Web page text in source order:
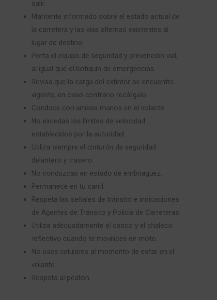
salir.
Mantente informado sobre el estado actual de
la carretera y las vías alternas existentes al
lugar de destino.
Porta el equipo de seguridad y prevención vial,
al igual que el botiquín de emergencias.
Revisa que la carga del extintor se encuentre
vigente, en caso contrario recárgalo.
Conduce con ambas manos en el volante.
No excedas los límites de velocidad
establecidos por la autoridad.
Utiliza siempre el cinturón de seguridad
delantero y trasero.
No conduzcas en estado de embriaguez.
Permanece en tu carril.
Respeta las señales de tránsito e indicaciones
de Agentes de Tránsito y Policía de Carreteras.
Utiliza adecuadamente el casco y el chaleco
reflectivo cuando te movilices en moto.
No uses celulares al momento de estar en el
volante.
Respeta al peatón.